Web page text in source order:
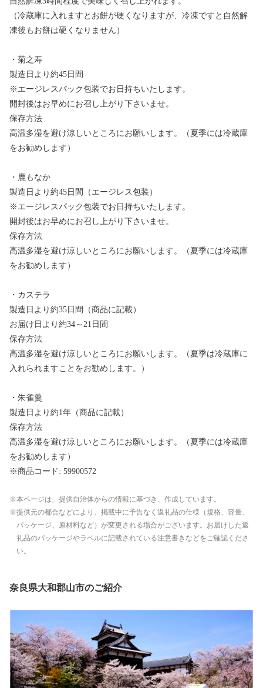
（冷蔵庫に入れますとお餅が硬くなりますが、冷凍ですと自然解
凍後もお餅は硬くなりません）
・菊之寿
製造日より約45日間
※エージレスパック包装でお日持ちいたします。
開封後はお早めにお召し上がり下さいませ。
保存方法
高温多湿を避け涼しいところにお願いします。（夏季には冷蔵庫
をお勧めします）
・鹿もなか
製造日より約45日間（エージレス包装）
※エージレスパック包装でお日持ちいたします。
開封後はお早めにお召し上がり下さいませ。
保存方法
高温多湿を避け涼しいところにお願いします。（夏季には冷蔵庫
をお勧めします）
・カステラ
製造日より約35日間（商品に記載）
お届け日より約34～21日間
保存方法
高温多湿を避け涼しいところにお願いします。（夏季は冷蔵庫に
入れられますことをお勧めします。）
・朱雀羹
製造日より約1年（商品に記載）
保存方法
高温多湿を避け涼しいところにお願いします。（夏季には冷蔵庫
をお勧めします）
※商品コード: 59900572
本ページは、提供自治体からの情報に基づき、作成しています。
提供元の都合などにより、掲載中に予告なく返礼品の仕様（規格、容量、
パッケージ、原材料など）が変更される場合がございます。お届けした返
礼品のパッケージやラベルに記載されている注意書きなどをご確認くださ
い。
奈良県大和郡山市のご紹介